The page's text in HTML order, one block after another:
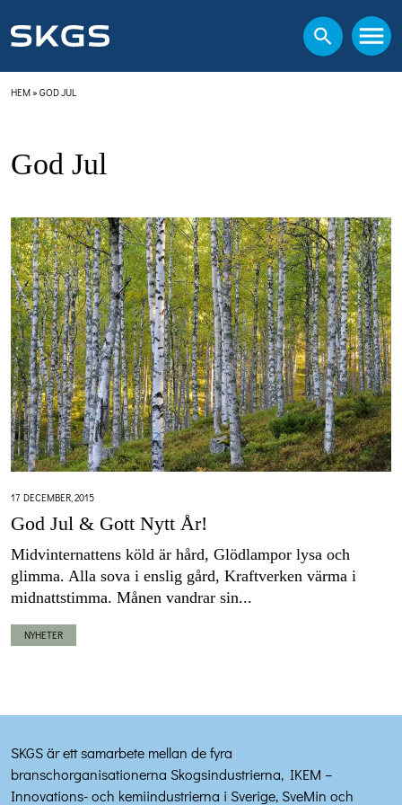
HEM» GOD JUL
God Jul
17 DECEMBER, 2015
God Jul & Gott Nytt År!
Midvinternattens köld är hård, Glödlampor lysa och
glimma. Alla sova i enslig gård, Kraftverken värma i
midnattstimma. Månen vandrar sin...
NYHETER
SKGS är ett samarbete mellan de fyra
branschorganisationerna Skogsindustrierna, IKEM –
Innovations- och kemiindustrierna i Sverige, SveMin och